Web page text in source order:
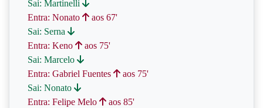
Sai: Martinelli
Entra: Nonato
aos 67'
Sai: Serna
Entra: Keno
aos 75'
Sai: Marcelo
Entra: Gabriel Fuentes
aos 75'
Sai: Nonato
Entra: Felipe Melo
aos 85'